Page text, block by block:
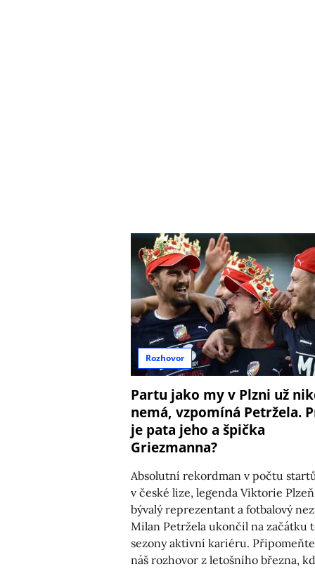
Rozhovor
Partu jako my v Plzni už
nemá, vzpomíná Petržela.
je pata jeho a špička
Griezmanna?
Absolutní rekordman v počtu
v české lize, legenda Viktorie
bývalý reprezentant a fotbalový
Milan Petržela ukončil na začátku
sezony aktivní kariéru.
náš rozhovor z letošního března,